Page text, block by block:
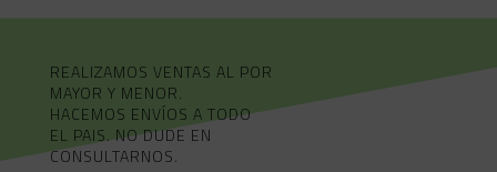
REALIZAMOS VENTAS AL POR
MAYOR Y MENOR.
HACEMOS ENVÍOS A TODO
EL PAIS. NO DUDE EN
CONSULTARNOS.